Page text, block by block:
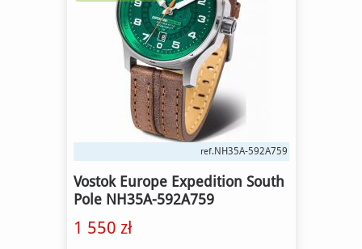
ref. NH35A-592A759
Vostok Europe Expedition South
Pole NH35A-592A759
1 550 zł